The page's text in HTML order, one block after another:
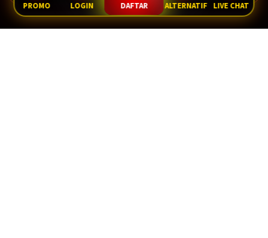
PROMO LOGIN DAFTAR ALTERNATIF LIVE CHAT